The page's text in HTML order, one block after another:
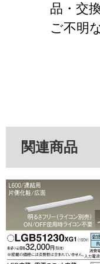
品・交
ご不明
関連商品